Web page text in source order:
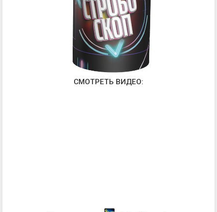
СМОТРЕТЬ ВИДЕО: